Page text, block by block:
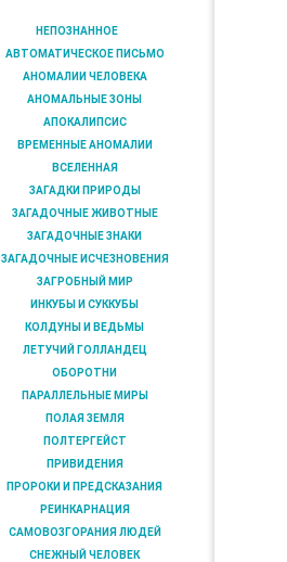
НЕПОЗНАННОЕ
АВТОМАТИЧЕСКОЕ ПИСЬМО
АНОМАЛИИ ЧЕЛОВЕКА
АНОМАЛЬНЫЕ ЗОНЫ
АПОКАЛИПСИС
ВРЕМЕННЫЕ АНОМАЛИИ
ВСЕЛЕННАЯ
ЗАГАДКИ ПРИРОДЫ
ЗАГАДОЧНЫЕ ЖИВОТНЫЕ
ЗАГАДОЧНЫЕ ЗНАКИ
ЗАГАДОЧНЫЕ ИСЧЕЗНОВЕНИЯ
ЗАГРОБНЫЙ МИР
ИНКУБЫ И СУККУБЫ
КОЛДУНЫ И ВЕДЬМЫ
ЛЕТУЧИЙ ГОЛЛАНДЕЦ
ОБОРОТНИ
ПАРАЛЛЕЛЬНЫЕ МИРЫ
ПОЛАЯ ЗЕМЛЯ
ПОЛТЕРГЕЙСТ
ПРИВИДЕНИЯ
ПРОРОКИ И ПРЕДСКАЗАНИЯ
РЕИНКАРНАЦИЯ
САМОВОЗГОРАНИЯ ЛЮДЕЙ
СНЕЖНЫЙ ЧЕЛОВЕК